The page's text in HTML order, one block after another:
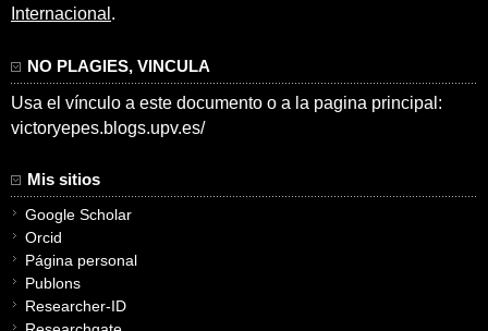
Internacional .
NO PLAGIES, VINCULA
Usa el vínculo a este documento o a la pagina principal:
victoryepes.blogs.upv.es/
Mis sitios
Google Scholar
Orcid
Página personal
Publons
Researcher-ID